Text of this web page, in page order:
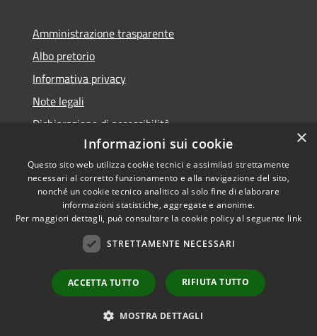
Amministrazione trasparente
Albo pretorio
Informativa privacy
Note legali
Dichiarazione di accessibilità
Accessibilità
Privacy
Copyright ©
Comune di Fiumicello Villa
byMunicipium•
×
Informazioni sui cookie
Questo sito web utilizza cookie tecnici e assimilati strettamente
necessari al corretto funzionamento e alla navigazione del sito,
nonché un cookie tecnico analitico al solo fine di elaborare
informazioni statistiche, aggregate e anonime.
Per maggiori dettagli, può consultare la cookie policy al seguente link
STRETTAMENTE NECESSARI
ACCETTA TUTTO RIFIUTA TUTTO
MOSTRA DETTAGLI